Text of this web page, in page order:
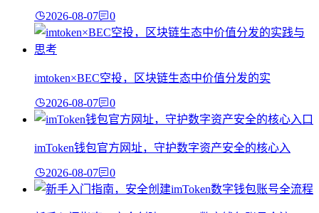
2026-08-07 0
imtoken×BEC空投，区块链生态中价值分发的实
2026-08-07 0
imToken钱包官方网址，守护数字资产安全的核心入
2026-08-07 0